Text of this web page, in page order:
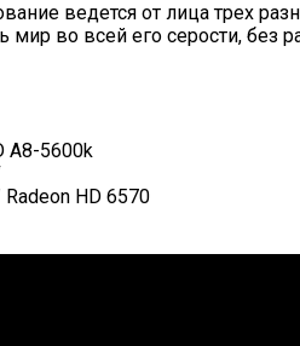
ведется от лица трех
мир во всей его серости, без
A8-5600k
HD 6570